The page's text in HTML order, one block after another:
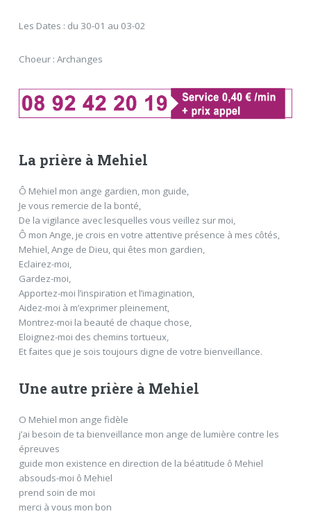
Les Dates : du 30-01 au 03-02
Choeur : Archanges
La prière à Mehiel
Ô Mehiel mon ange gardien, mon guide,
Je vous remercie de la bonté,
De la vigilance avec lesquelles vous veillez sur moi,
Ô mon Ange, je crois en votre attentive présence à mes côtés,
Mehiel, Ange de Dieu, qui êtes mon gardien,
Eclairez-moi,
Gardez-moi,
Apportez-moi l’inspiration et l’imagination,
Aidez-moi à m’exprimer pleinement,
Montrez-moi la beauté de chaque chose,
Eloignez-moi des chemins tortueux,
Et faites que je sois toujours digne de votre bienveillance.
Une autre prière à Mehiel
O Mehiel mon ange fidèle
j’ai besoin de ta bienveillance mon ange de lumière contre les
épreuves
guide mon existence en direction de la béatitude ô Mehiel
absouds-moi ô Mehiel
prend soin de moi
merci à vous mon bon